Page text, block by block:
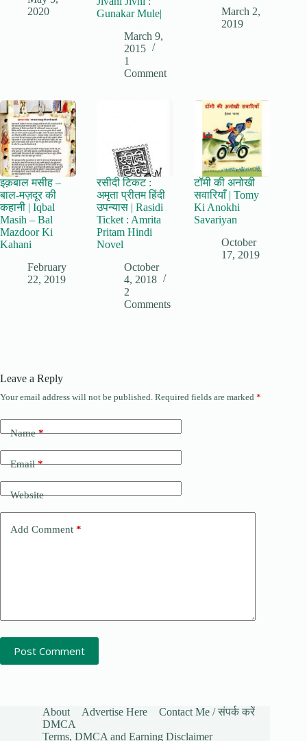
2020
Gunakar Mule|
March 9,
2015
1
Comment
March 2,
2019
इक़बाल मसीह –
बाल-मज़दूर की
कहानी | Iqbal
Masih – Bal
Mazdoor Ki
Kahani
February
22, 2019
रसीदी टिकट :
अमृता प्रीतम हिंदी
उपन्यास | Rasidi
Ticket : Amrita
Pritam Hindi
Novel
October
4, 2018
2
Comments
टॉमी की अनोखी
सवारियाँ | Tomy
Ki Anokhi
Savariyan
October
17, 2019
Leave a Reply
Your email address will not be published. Required fields are marked *
Name*
Email*
Website
Add Comment *
Post Comment
About Advertise Here
Contact Me / संपर्क करें
DMCA
Terms, DMCA and Earning Disclaimer